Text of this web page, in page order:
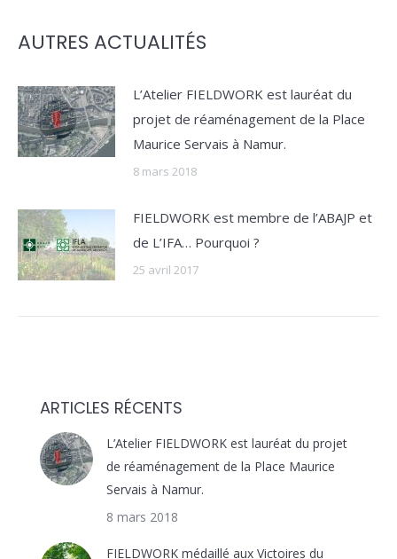
AUTRES ACTUALITÉS
L’Atelier FIELDWORK est lauréat du
projet de réaménagement de la Place
Maurice Servais à Namur.
8 mars 2018
FIELDWORK est membre de l’ABAJP et
de L’IFA… Pourquoi ?
25 avril 2017
ARTICLES RÉCENTS
L’Atelier FIELDWORK est lauréat du projet
de réaménagement de la Place Maurice
Servais à Namur.
8 mars 2018
FIELDWORK médaillé aux Victoires du